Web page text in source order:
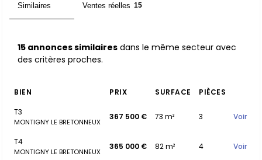
Similaires Ventes réelles 15
15 annonces similaires dans le même secteur avec
des critères proches.
BIEN PRIX SURFACE
PIÈCES
T3
MONTIGNY LE BRETONNEUX
367 500 € 73 m² 3 Voir
T4
MONTIGNY LE BRETONNEUX
365 000 € 82 m² 4 Voir